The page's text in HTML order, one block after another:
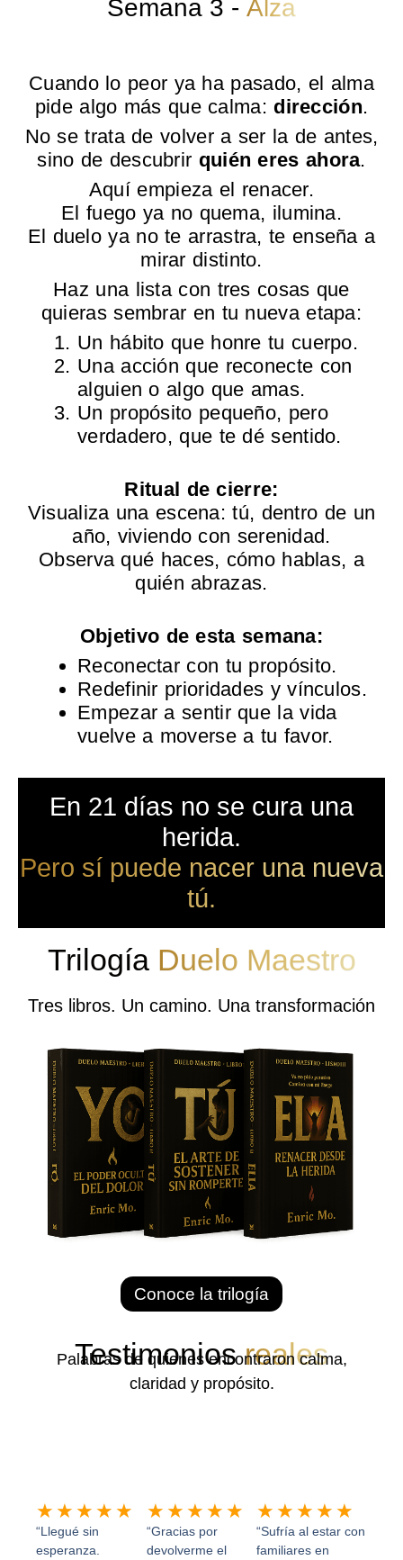
Semana 3 - Alza
Cuando lo peor ya ha pasado, el alma
pide algo más que calma: dirección.
No se trata de volver a ser la de antes,
sino de descubrir quién eres ahora.
Aquí empieza el renacer.
El fuego ya no quema, ilumina.
El duelo ya no te arrastra, te enseña a
mirar distinto.
Haz una lista con tres cosas que
quieras sembrar en tu nueva etapa:
Un hábito que honre tu cuerpo.
Una acción que reconecte con
alguien o algo que amas.
Un propósito pequeño, pero
verdadero, que te dé sentido.
Ritual de cierre:
Visualiza una escena: tú, dentro de un
año, viviendo con serenidad.
Observa qué haces, cómo hablas, a
quién abrazas.
Objetivo de esta semana:
Reconectar con tu propósito.
Redefinir prioridades y vínculos.
Empezar a sentir que la vida
vuelve a moverse a tu favor.
En 21 días no se cura una
herida.
Pero sí puede nacer una nueva
tú.
Trilogía Duelo Maestro
Tres libros. Un camino. Una transformación
Conoce la trilogía
Testimoniosreales
Palabras de quienes encontraron calma,
claridad y propósito.
★ ★ ★ ★ ★ Valorado
con
“Llegué sin
esperanza.
★ ★ ★ ★ ★ Valorado
con
“Gracias por
devolverme el
★ ★ ★ ★ ★
con
“Sufría al estar con
familiares en